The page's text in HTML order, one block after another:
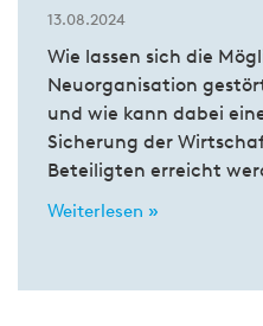
13.08.2024
Wie lassen sich die
Neuorganisation
und wie kann dabei
Sicherung der
Beteiligten erreicht
Weiterlesen »